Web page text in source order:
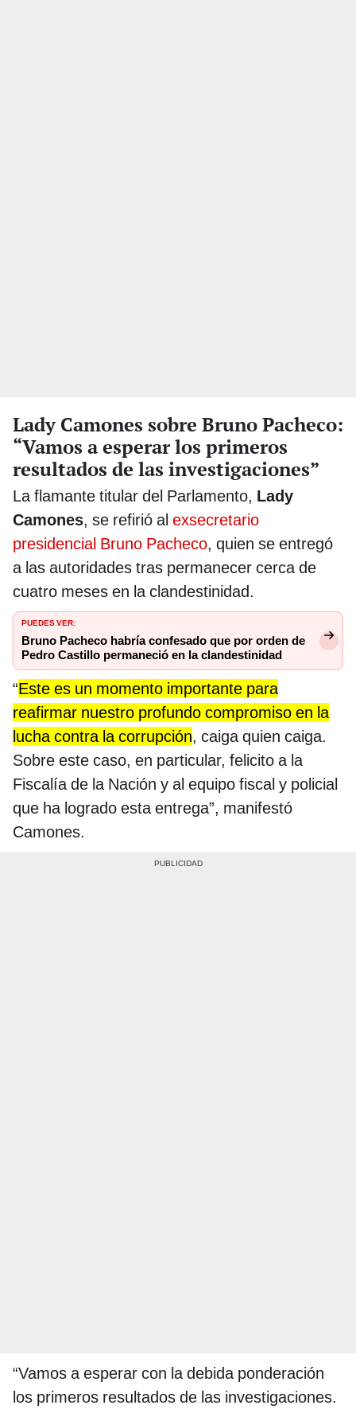
Lady Camones sobre Bruno Pacheco:
“Vamos a esperar los primeros
resultados de las investigaciones”
La flamante titular del Parlamento, Lady
Camones, se refirió al exsecretario
presidencial Bruno Pacheco, quien se entregó
a las autoridades tras permanecer cerca de
cuatro meses en la clandestinidad.
PUEDES VER:
Bruno Pacheco habría confesado que por orden de
Pedro Castillo permaneció en la clandestinidad
“Este es un momento importante para
reafirmar nuestro profundo compromiso en la
lucha contra la corrupción, caiga quien caiga.
Sobre este caso, en particular, felicito a la
Fiscalía de la Nación y al equipo fiscal y policial
que ha logrado esta entrega”, manifestó
Camones.
“Vamos a esperar con la debida ponderación
los primeros resultados de las investigaciones.